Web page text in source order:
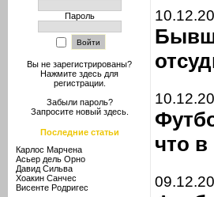
Пароль
Вы не зарегистрированы?
Нажмите здесь для
регистрации.
Забыли пароль?
Запросите новый здесь.
Последние статьи
Карлос Марчена
Асьер дель Орно
Давид Сильва
Хоакин Санчес
Висенте Родригес
что